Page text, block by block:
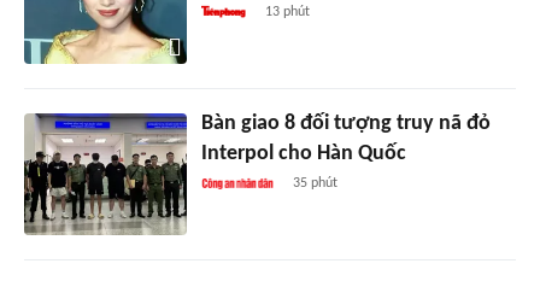
13 phút
Bàn giao 8 đối tượng truy nã đỏ
Interpol cho Hàn Quốc
35 phút